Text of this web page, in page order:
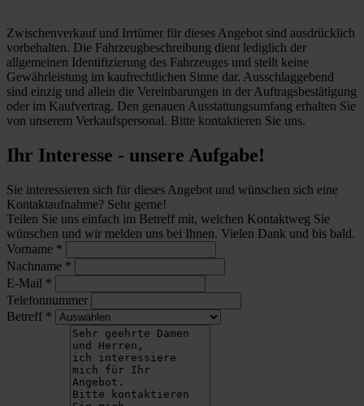
Zwischenverkauf und Irrtümer für dieses Angebot sind ausdrücklich
vorbehalten. Die Fahrzeugbeschreibung dient lediglich der
allgemeinen Identifizierung des Fahrzeuges und stellt keine
Gewährleistung im kaufrechtlichen Sinne dar. Ausschlaggebend
sind einzig und allein die Vereinbarungen in der Auftragsbestätigung
oder im Kaufvertrag. Den genauen Ausstattungsumfang erhalten Sie
von unserem Verkaufspersonal. Bitte kontaktieren Sie uns.
Ihr Interesse - unsere Aufgabe!
Sie interessieren sich für dieses Angebot und wünschen sich eine
Kontaktaufnahme? Sehr gerne!
Teilen Sie uns einfach im Betreff mit, welchen Kontaktweg Sie
wünschen und wir melden uns bei Ihnen. Vielen Dank und bis bald.
Vorname *
Nachname *
E-Mail *
Telefonnummer
Betreff *